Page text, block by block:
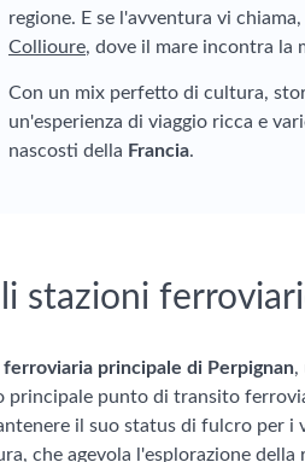
regione. E se l'avventura vi
Collioure, dove il mare incontra la
Con un mix perfetto di cultura,
un'esperienza di viaggio ricca e
nascosti della Francia.
stazioni
ferroviaria principale di Perpignan,
principale punto di transito
il suo status di fulcro per i
che agevola l'esplorazione della